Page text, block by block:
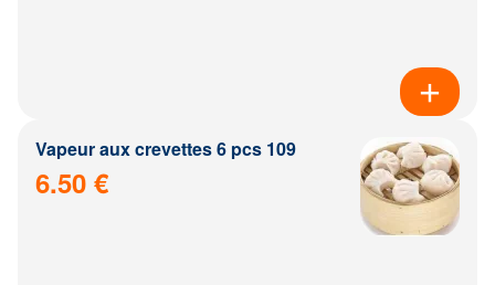
Vapeur aux crevettes 6 pcs 109
6.50 €